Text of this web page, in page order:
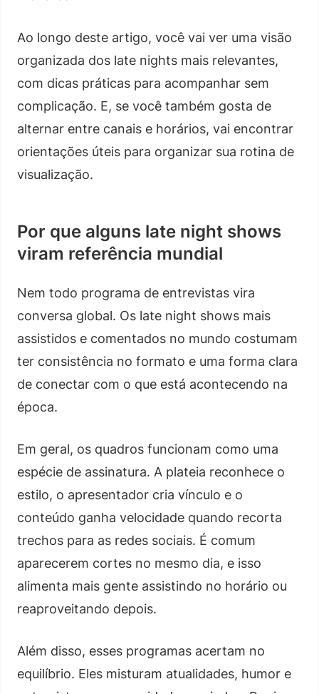
Ao longo deste artigo, você vai ver uma visão
organizada dos late nights mais relevantes,
com dicas práticas para acompanhar sem
complicação. E, se você também gosta de
alternar entre canais e horários, vai encontrar
orientações úteis para organizar sua rotina de
visualização.
Por que alguns late night shows
viram referência mundial
Nem todo programa de entrevistas vira
conversa global. Os late night shows mais
assistidos e comentados no mundo costumam
ter consistência no formato e uma forma clara
de conectar com o que está acontecendo na
época.
Em geral, os quadros funcionam como uma
espécie de assinatura. A plateia reconhece o
estilo, o apresentador cria vínculo e o
conteúdo ganha velocidade quando recorta
trechos para as redes sociais. É comum
aparecerem cortes no mesmo dia, e isso
alimenta mais gente assistindo no horário ou
reaproveitando depois.
Além disso, esses programas acertam no
equilíbrio. Eles misturam atualidades, humor e